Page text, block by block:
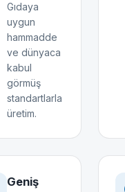
Gıdaya
uygun
hammadde
ve dünyaca
kabul
görmüş
standartlarla
üretim.
Geniş